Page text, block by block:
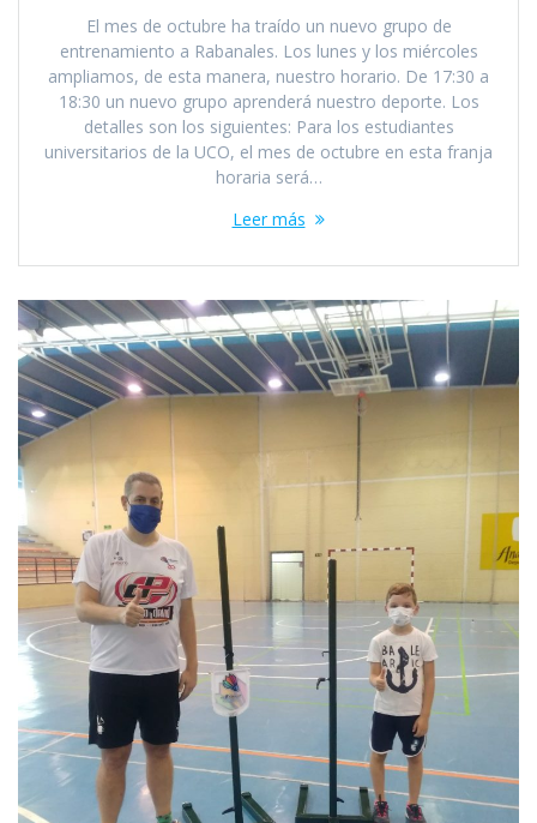
El mes de octubre ha traído un nuevo grupo de
entrenamiento a Rabanales. Los lunes y los miércoles
ampliamos, de esta manera, nuestro horario. De 17:30 a
18:30 un nuevo grupo aprenderá nuestro deporte. Los
detalles son los siguientes: Para los estudiantes
universitarios de la UCO, el mes de octubre en esta franja
horaria será…
Leer más